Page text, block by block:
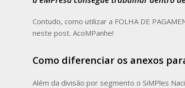
Contudo, como utilizar a FOLHA DE
neste post. AcoMPanhe!
Como diferenciar os anexos
Além da divisão por segmento o SiMPles